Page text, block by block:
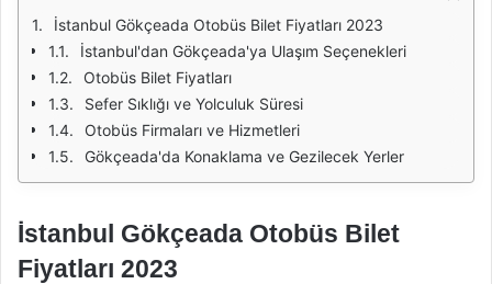
İstanbul Gökçeada Otobüs Bilet Fiyatları 2023
İstanbul'dan Gökçeada'ya Ulaşım Seçenekleri
Otobüs Bilet Fiyatları
Sefer Sıklığı ve Yolculuk Süresi
Otobüs Firmaları ve Hizmetleri
Gökçeada'da Konaklama ve Gezilecek Yerler
İstanbul Gökçeada Otobüs Bilet
Fiyatları 2023